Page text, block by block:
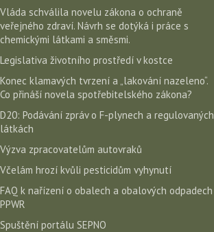
Vláda schválila novelu zákona o ochraně
veřejného zdraví. Návrh se dotýká i práce s
chemickými látkami a směsmi.
Legislativa životního prostředí v kostce
Konec klamavých tvrzení a „lakování nazeleno“.
Co přináší novela spotřebitelského zákona?
D20: Podávání zpráv o F-plynech a regulovaných
látkách
Výzva zpracovatelům autovraků
Včelám hrozí kvůli pesticidům vyhynutí
FAQ k nařízení o obalech a obalových odpadech
PPWR
Spuštění portálu SEPNO